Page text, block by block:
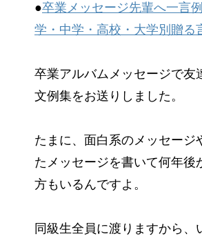
●卒業メッセージ先輩へ一言
学・中学・高校・大学別贈る
卒業アルバムメッセージで友
文例集をお送りしました。
たまに、面白系のメッセージ
たメッセージを書いて何年後
方もいるんですよ。
同級生全員に渡りますから、